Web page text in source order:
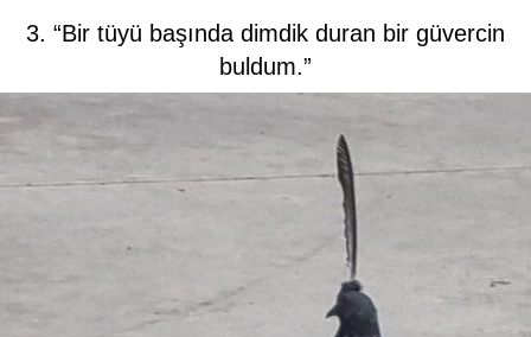
3. “Bir tüyü başında dimdik duran bir güvercin
buldum.”